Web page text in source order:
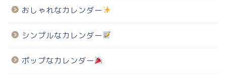
おしゃれなカレンダー
シンプルなカレンダー
ポップなカレンダー